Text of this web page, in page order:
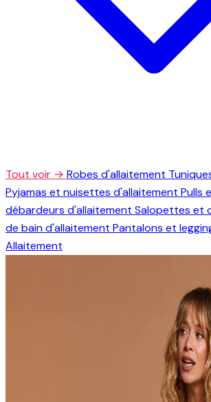
Tout voir → Robes d'allaitement
Pyjamas et nuisettes d'allaitement Pulls
débardeurs d'allaitement Salopettes et
de bain d'allaitement Pantalons et
Allaitement